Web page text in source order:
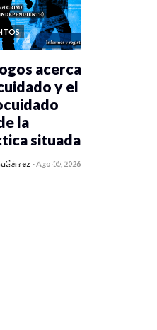
veces compartido
acerca
y el
la
situada
-Ago 05, 2026